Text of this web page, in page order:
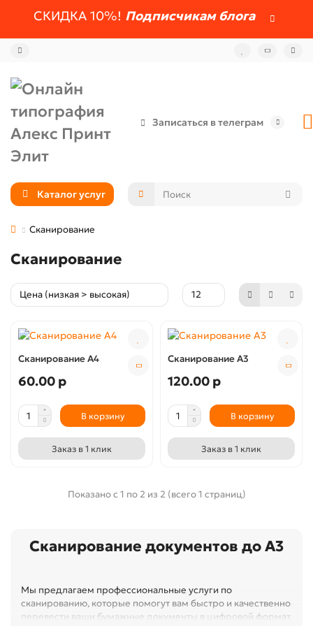
СКИДКА 10%! Подписчикам блога
Записаться в телеграм
Каталог услуг
Сканирование
Сканирование
Сканирование А4
60.00 р
В корзину
Заказ в 1 клик
Сканирование А3
120.00 р
В корзину
Заказ в 1 клик
Показано с 1 по 2 из 2 (всего 1 страниц)
Сканирование документов до А3
Мы предлагаем профессиональные услуги по
сканированию, которые помогут вам быстро и качественно
перевести ваши бумажные документы в цифровой формат.